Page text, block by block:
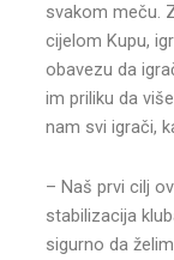
svakom meču.
cijelom Kupu,
obavezu da
im priliku da
nam svi igrači,
– Naš prvi cilj
stabilizacija
sigurno da